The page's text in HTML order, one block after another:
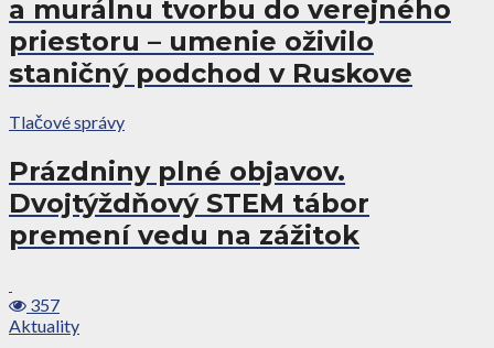
a murálnu tvorbu do verejného
priestoru – umenie oživilo
staničný podchod v Ruskove
Tlačové správy
Prázdniny plné objavov.
Dvojtýždňový STEM tábor
premení vedu na zážitok
357
Aktuality